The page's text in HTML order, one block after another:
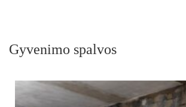
Gyvenimo spalvos